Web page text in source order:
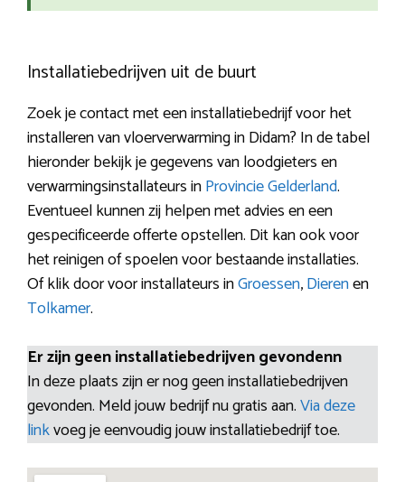
Installatiebedrijven uit de buurt
Zoek je contact met een installatiebedrijf voor het
installeren van vloerverwarming in Didam? In de tabel
hieronder bekijk je gegevens van loodgieters en
verwarmingsinstallateurs inProvincie Gelderland.
Eventueel kunnen zij helpen met advies en een
gespecificeerde offerte opstellen. Dit kan ook voor
het reinigen of spoelen voor bestaande installaties.
Of klik door voor installateurs inGroessen,Dierenen
Tolkamer.
Er zijn geen installatiebedrijven gevondenn
In deze plaats zijn er nog geen installatiebedrijven
gevonden. Meld jouw bedrijf nu gratis aan.Via deze
linkvoeg je eenvoudig jouw installatiebedrijf toe.